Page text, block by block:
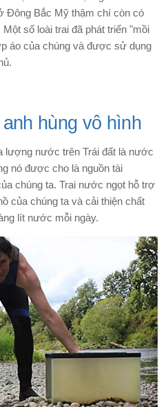
Đông Bắc Mỹ thậm chí còn có
số loài trai đã phát triển "mồi
áo của chúng và được sử dụng
hùng vô hình
lượng nước trên Trái đất là nước
nó được cho là nguồn tài
chúng ta. Trai nước ngọt hỗ trợ
của chúng ta và cải thiện chất
lít nước mỗi ngày.